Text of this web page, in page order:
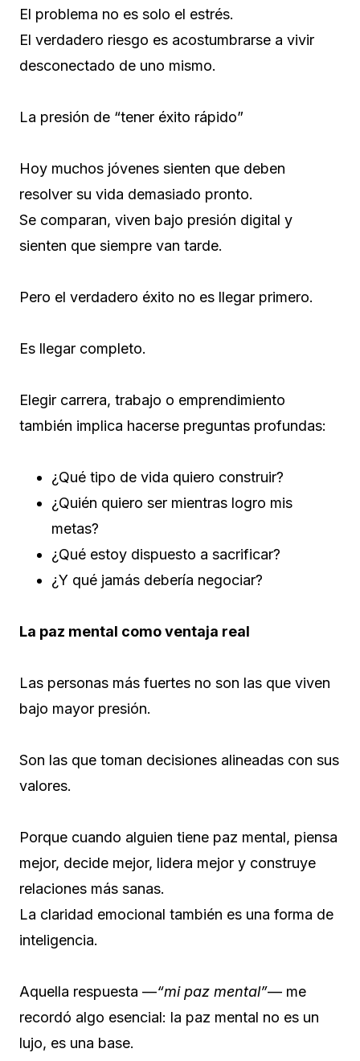
El problema no es solo el estrés.
El verdadero riesgo es acostumbrarse a vivir
desconectado de uno mismo.
La presión de “tener éxito rápido”
Hoy muchos jóvenes sienten que deben
resolver su vida demasiado pronto.
Se comparan, viven bajo presión digital y
sienten que siempre van tarde.
Pero el verdadero éxito no es llegar primero.
Es llegar completo.
Elegir carrera, trabajo o emprendimiento
también implica hacerse preguntas profundas:
¿Qué tipo de vida quiero construir?
¿Quién quiero ser mientras logro mis
metas?
¿Qué estoy dispuesto a sacrificar?
¿Y qué jamás debería negociar?
La paz mental como ventaja real
Las personas más fuertes no son las que viven
bajo mayor presión.
Son las que toman decisiones alineadas con sus
valores.
Porque cuando alguien tiene paz mental, piensa
mejor, decide mejor, lidera mejor y construye
relaciones más sanas.
La claridad emocional también es una forma de
inteligencia.
Aquella respuesta —“mi paz mental”— me
recordó algo esencial: la paz mental no es un
lujo, es una base.